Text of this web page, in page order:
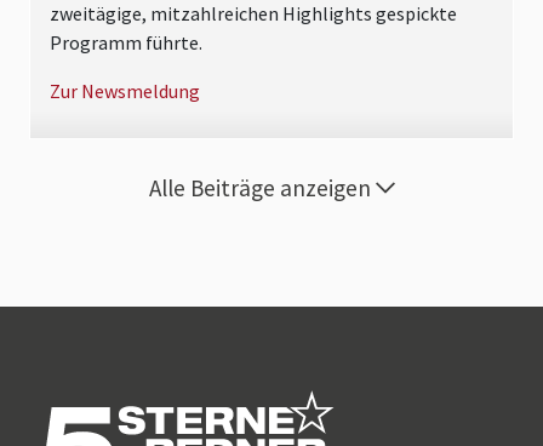
zweitägige, mitzahlreichen Highlights gespickte
Programm führte.
Zur Newsmeldung
Alle Beiträge anzeigen